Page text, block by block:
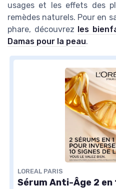
usages et les effets des
remèdes naturels. Pour en
phare, découvrez les
Damas pour la peau.
LOREAL PARIS
Sérum Anti-Âge 2 en